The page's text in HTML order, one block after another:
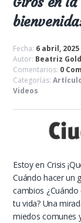
Fecha: 6 abril, 2025
Autor: Beatriz
Comentarios: 0
Categorías:
Videos
Estoy en Crisis
Cuándo hacer un
cambios
tu vida? Una
miedos comunes